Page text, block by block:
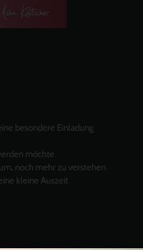
besondere Einladung
möchte
noch mehr zu verstehen
kleine Auszeit